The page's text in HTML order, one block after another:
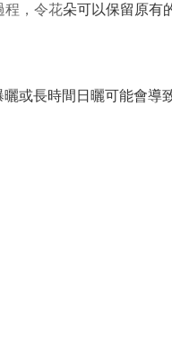
程，令花朵可以保留原有
或長時間日曬可能會導